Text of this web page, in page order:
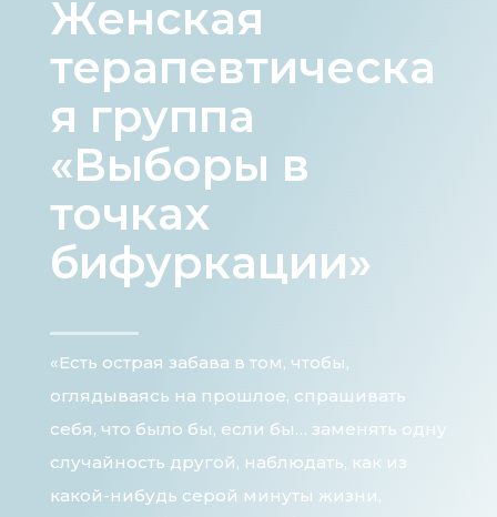
Женская
терапевтическа
я группа
«Выборы в
точках
бифуркации»
«Есть острая забава в том, чтобы,
оглядываясь на прошлое, спрашивать
себя, что было бы, если бы… заменять одну
случайность другой, наблюдать, как из
какой-нибудь серой минуты жизни,